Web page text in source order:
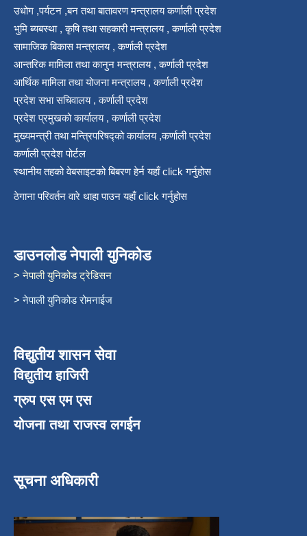
उधोग ,पर्यटन ,बन तथा बातावरण मन्त्रालय कर्णाली प्रदेश
भुमि ब्यबस्था , कृषि तथा सहकारी मन्त्रालय , कर्णाली प्रदेश
सामाजिक बिकास मन्त्रालय , कर्णाली प्रदेश
आन्तरिक मामिला तथा कानुन मन्त्रालय , कर्णाली प्रदेश
आर्थिक मामिला तथा योजना मन्त्रालय , कर्णाली प्रदेश
प्रदेश सभा सचिवालय , कर्णाली प्रदेश
प्रदेश प्रमुखको कार्यालय , कर्णाली प्रदेश
मुख्यमन्त्री तथा मन्त्रिपरिषद्को कार्यालय ,कर्णाली प्रदेश
कर्णाली प्रदेश पोर्टल
स्थानीय तहको वेबसाइटको बिबरण हेर्न यहाँ click गर्नुहोस
ठेगाना परिवर्तन वारे थाहा पाउन यहाँ click गर्नुहोस
डाउनलोड नेपाली युनिकोड
> नेपाली युनिकोड ट्रेडिसन
> नेपाली युनिकोड रोमनाईज
विद्युतीय शासन सेवा
विद्युतीय हाजिरी
ग्रुप एस एम एस
योजना तथा राजस्व लगईन
सूचना अधिकारी